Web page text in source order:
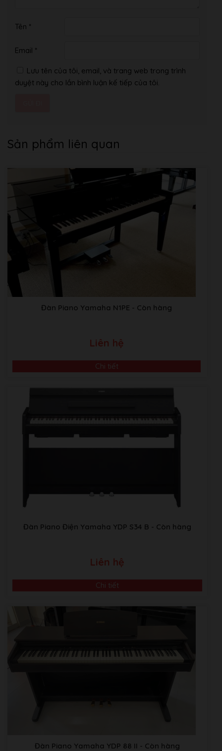
ABM music Building:Thôn TRẠI GẦN , xã SƠN ĐỒNG,
Huyện Hoài Đức, Hà Nội.
Kho Piano tại Japan:Sakaebashi, Sakai-Shi, Osaka, Nhật
Tên *
Email *
Lưu tên của tôi, email, và trang web trong trình
duyệt này cho lần bình luận kế tiếp của tôi.
Sản phẩm liên quan
Đàn Piano Yamaha N1PE - Còn hàng
Liên hệ
Chi tiết
Đàn Piano Điện Yamaha YDP S34 B - Còn hàng
Liên hệ
Chi tiết
Đàn Piano Yamaha YDP 88 II - Còn hàng